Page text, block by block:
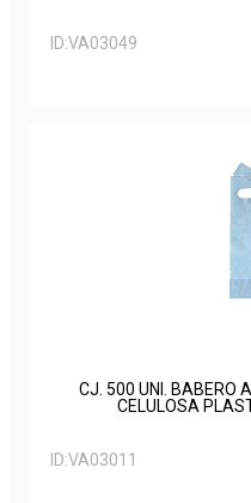
ID:VA03049
CJ. 500 UNI. BABERO
CELULOSA
ID:VA03011